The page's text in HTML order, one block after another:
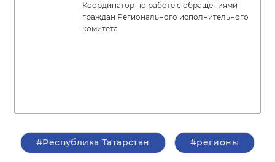
Координатор по работе с обращениями
граждан Регионального исполнительного
комитета
#Республика Татарстан #регионы